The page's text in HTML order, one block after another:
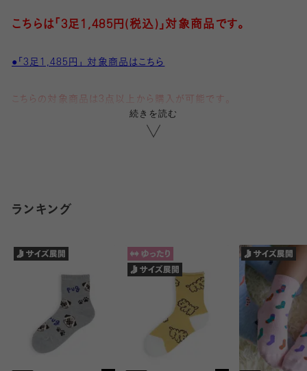
こちらは「3足1,485円(税込)」対象商品です。
●「3足1,485円」 対象商品はこちら
こちらの対象商品は3点以上から購入が可能です。
1点、2点ではご購入いただけません。
・動物たちの目が♥に!
動物の目が「♥」になったキュートなスニーカー丈ソックスです!
※こちらは19-21cmサイズです
◇他サイズはこちら
続きを読む
ランキング